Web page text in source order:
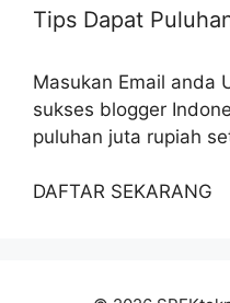
Tips Dapat
Masukan Email anda
sukses blogger
puluhan juta rupiah
DAFTAR SEKARANG